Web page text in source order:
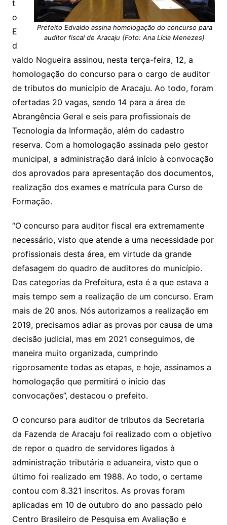
Prefeito Edvaldo assina homologação do concurso para
auditor fiscal de Aracaju (Foto: Ana Lícia Menezes)
t
o
E
d
valdo Nogueira assinou, nesta terça-feira, 12, a
homologação do concurso para o cargo de auditor
de tributos do município de Aracaju. Ao todo, foram
ofertadas 20 vagas, sendo 14 para a área de
Abrangência Geral e seis para profissionais de
Tecnologia da Informação, além do cadastro
reserva. Com a homologação assinada pelo gestor
municipal, a administração dará início à convocação
dos aprovados para apresentação dos documentos,
realização dos exames e matrícula para Curso de
Formação.
“O concurso para auditor fiscal era extremamente
necessário, visto que atende a uma necessidade por
profissionais desta área, em virtude da grande
defasagem do quadro de auditores do município.
Das categorias da Prefeitura, esta é a que estava a
mais tempo sem a realização de um concurso. Eram
mais de 20 anos. Nós autorizamos a realização em
2019, precisamos adiar as provas por causa de uma
decisão judicial, mas em 2021 conseguimos, de
maneira muito organizada, cumprindo
rigorosamente todas as etapas, e hoje, assinamos a
homologação que permitirá o início das
convocações”, destacou o prefeito.
O concurso para auditor de tributos da Secretaria
da Fazenda de Aracaju foi realizado com o objetivo
de repor o quadro de servidores ligados à
administração tributária e aduaneira, visto que o
último foi realizado em 1988. Ao todo, o certame
contou com 8.321 inscritos. As provas foram
aplicadas em 10 de outubro do ano passado pelo
Centro Brasileiro de Pesquisa em Avaliação e